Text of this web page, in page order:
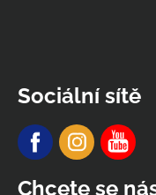
Sociální sítě
Chcete se